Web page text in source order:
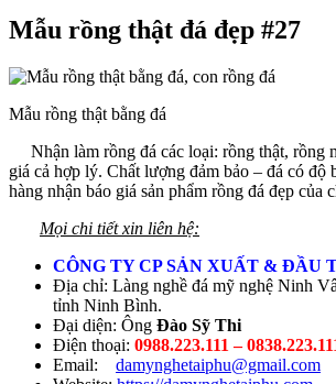
Mẫu rồng thật đá đẹp #27
Mẫu rồng thật bằng đá
Nhận làm rồng đá các loại: rồng thật, rồng
giá cả hợp lý. Chất lượng đảm bảo – đá có độ
hàng nhận báo giá sản phẩm rồng đá đẹp của
Mọi chi tiết xin liên hệ:
CÔNG TY CP SẢN XUẤT & ĐẦU
Địa chỉ: Làng nghề đá mỹ nghệ Ninh
tỉnh Ninh Bình.
Đại diện: Ông Đào Sỹ Thi
Điện thoại: 0988.223.111 –
Email: damynghetaiphu@gmail.com